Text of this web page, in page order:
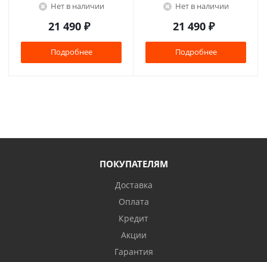
Нет в наличии
21 490 ₽
Подробнее
Нет в наличии
21 490 ₽
Подробнее
ПОКУПАТЕЛЯМ
Доставка
Оплата
Кредит
Акции
Гарантия